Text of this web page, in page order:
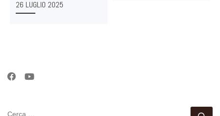
26 LUGLIO 2025
CERCA